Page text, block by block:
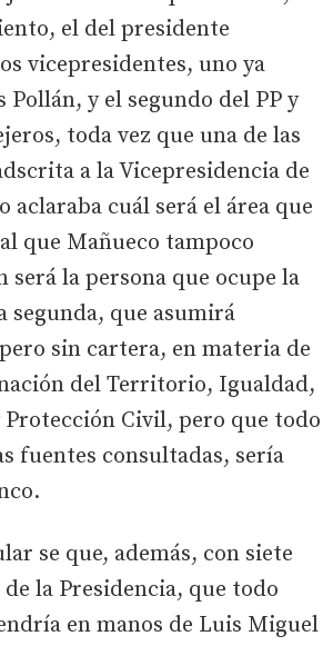
el del presidente
vicepresidentes, uno ya
Pollán, y el segundo del PP y
toda vez que una de las
a la Vicepresidencia de
aclaraba cuál será el área que
que Mañueco tampoco
será la persona que ocupe la
segunda, que asumirá
sin cartera, en materia de
del Territorio, Igualdad,
Protección Civil, pero que todo
fuentes consultadas, sería
se que, además, con siete
la Presidencia, que todo
en manos de Luis Miguel